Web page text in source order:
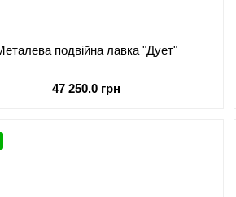
подвійна лавка "Дует"
47 250.0 грн